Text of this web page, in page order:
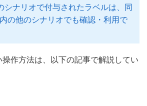
シナリオで付与されたラベルは、同
の他のシナリオでも確認・利用で
作方法は、以下の記事で解説してい